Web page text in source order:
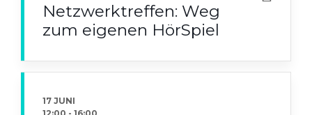
Netzwerktreffen: Weg
zum eigenen HörSpiel
17 JUNI